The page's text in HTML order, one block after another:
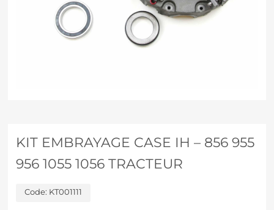
KIT EMBRAYAGE CASE IH – 856 955
956 1055 1056 TRACTEUR
Code: KT001111